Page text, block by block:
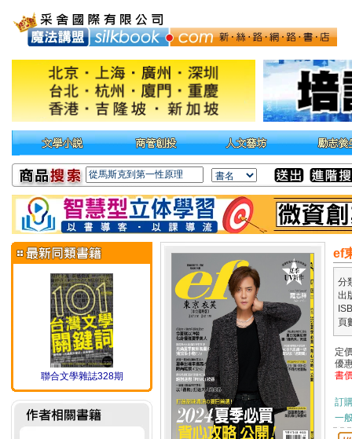
聯合文學雜誌328期
ef
分
出
頁
定
優
書
訂
一